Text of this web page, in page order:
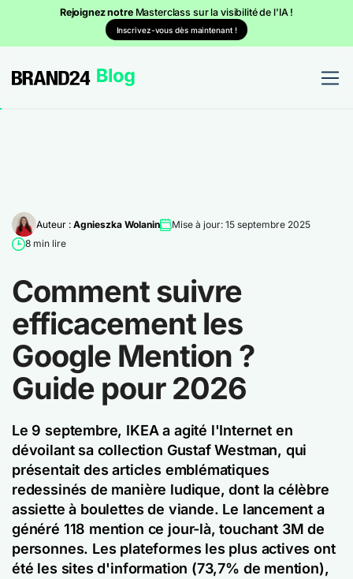
Rejoignez notre Masterclass sur la visibilité de l'IA !
Inscrivez-vous dès maintenant !
Auteur : Agnieszka Wolanin
Mise à jour: 15 septembre 2025
8 min lire
Comment suivre
efficacement les
Google Mention ?
Guide pour 2026
Le 9 septembre, IKEA a agité l'Internet en
dévoilant sa collection Gustaf Westman, qui
présentait des articles emblématiques
redessinés de manière ludique, dont la célèbre
assiette à boulettes de viande. Le lancement a
généré 118 mention ce jour-là, touchant 3M de
personnes. Les plateformes les plus actives ont
été les sites d'information (73,7% de mention),